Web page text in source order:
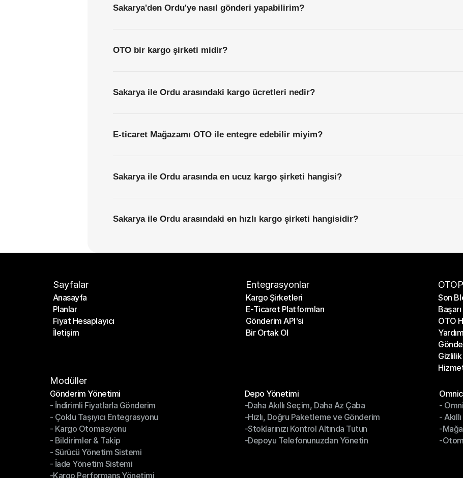
Sakarya'den Ordu'ye nasıl gönderi yapabilirim?
OTO bir kargo şirketi midir?
Sakarya ile Ordu arasındaki kargo ücretleri nedir?
E-ticaret Mağazamı OTO ile entegre edebilir miyim?
Sakarya ile Ordu arasında en ucuz kargo şirketi hangisi?
Sakarya ile Ordu arasındaki en hızlı kargo şirketi hangisidir?
Sayfalar
Anasayfa
Anasayfa
Planlar
Planlar
Fiyat Hesaplayıcı
Fiyat Hesaplayıcı
İletişim
Entegrasyonlar
Kargo Şirketleri
Kargo Şirketleri
E-Ticaret Platformları
E-Ticaret Platformları
Gönderim API'si
Gönderim API'si
Bir Ortak Ol
Son
Son
OTO
OTO
Gizlilik
Gizlilik
Modüller
Gönderim Yönetimi
Gönderim Yönetimi
- İndirimli Fiyatlarla Gönderim
- İndirimli Fiyatlarla Gönderim
- Çoklu Taşıyıcı Entegrasyonu
- Çoklu Taşıyıcı Entegrasyonu
- Kargo Otomasyonu
- Kargo Otomasyonu
- Bildirimler & Takip
- Bildirimler & Takip
- Sürücü Yönetim Sistemi
- Sürücü Yönetim Sistemi
- İade Yönetim Sistemi
- İade Yönetim Sistemi
-Kargo Performans Yönetimi
Depo Yönetimi
Depo Yönetimi
-Daha Akıllı Seçim, Daha Az Çaba
-Daha Akıllı Seçim, Daha Az Çaba
-Hızlı, Doğru Paketleme ve Gönderim
-Hızlı, Doğru Paketleme ve Gönderim
-Stoklarınızı Kontrol Altında Tutun
-Stoklarınızı Kontrol Altında Tutun
-Depoyu Telefonunuzdan Yönetin
-
-
-
-
-
-
-